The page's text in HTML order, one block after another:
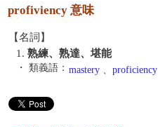
profiviency 意味
【名詞】
1. 熟練、熟達、堪能
・ 類義語： mastery 、 proficiency